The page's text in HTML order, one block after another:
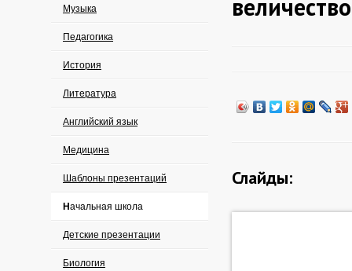
Музыка
Педагогика
История
Литература
Английский язык
Медицина
Шаблоны презентаций
Начальная школа
Детские презентации
Биология
Слайды: